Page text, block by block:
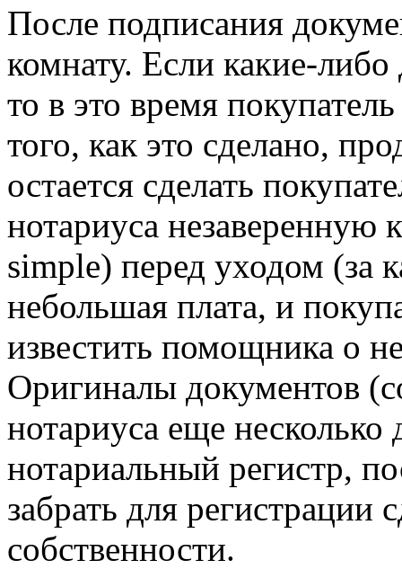
После подписания
комнату. Если какие-либо
то в это время
того, как это сделано,
остается сделать
нотариуса
simple) перед уходом (за
небольшая плата, и
известить помощника о
Оригиналы документов
нотариуса еще несколько
нотариальный регистр,
забрать для регистрации
собственности.